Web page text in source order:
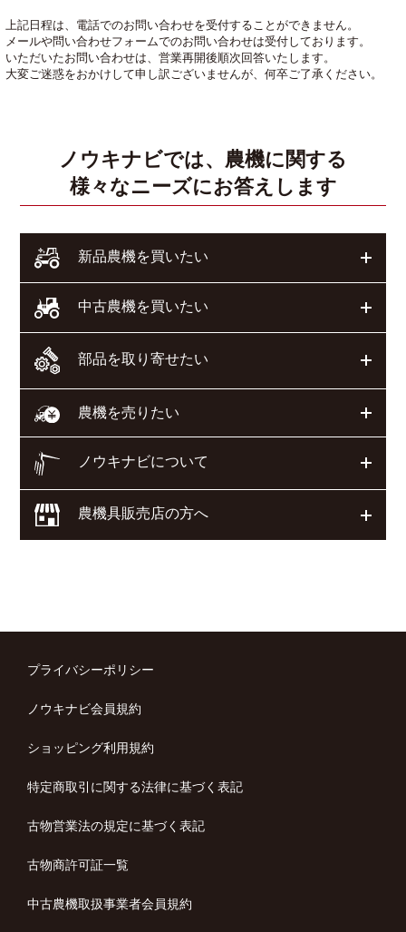
上記日程は、電話でのお問い合わせを受付することができません。
メールや問い合わせフォームでのお問い合わせは受付しております。
いただいたお問い合わせは、営業再開後順次回答いたします。
大変ご迷惑をおかけして申し訳ございませんが、何卒ご了承ください。
ノウキナビでは、農機に関する
様々なニーズにお答えします
新品農機を買いたい
中古農機を買いたい
部品を取り寄せたい
農機を売りたい
ノウキナビについて
農機具販売店の方へ
プライバシーポリシー
ノウキナビ会員規約
ショッピング利用規約
特定商取引に関する法律に基づく表記
古物営業法の規定に基づく表記
古物商許可証一覧
中古農機取扱事業者会員規約